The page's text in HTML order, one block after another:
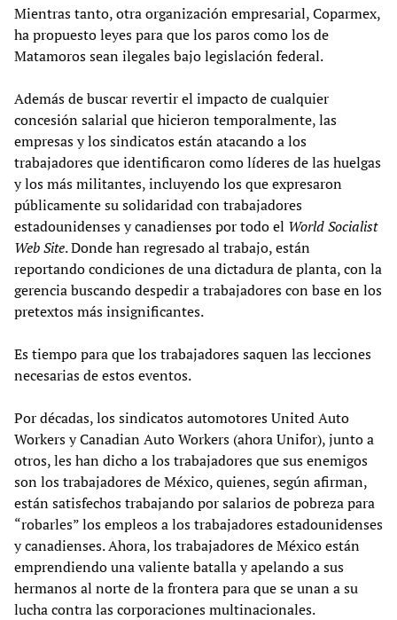
Mientras tanto, otra organización empresarial, Coparmex,
ha propuesto leyes para que los paros como los de
Matamoros sean ilegales bajo legislación federal.
Además de buscar revertir el impacto de cualquier
concesión salarial que hicieron temporalmente, las
empresas y los sindicatos están atacando a los
trabajadores que identificaron como líderes de las huelgas
y los más militantes, incluyendo los que expresaron
públicamente su solidaridad con trabajadores
estadounidenses y canadienses por todo el World Socialist
Web Site. Donde han regresado al trabajo, están
reportando condiciones de una dictadura de planta, con la
gerencia buscando despedir a trabajadores con base en los
pretextos más insignificantes.
Es tiempo para que los trabajadores saquen las lecciones
necesarias de estos eventos.
Por décadas, los sindicatos automotores United Auto
Workers y Canadian Auto Workers (ahora Unifor), junto a
otros, les han dicho a los trabajadores que sus enemigos
son los trabajadores de México, quienes, según afirman,
están satisfechos trabajando por salarios de pobreza para
“robarles” los empleos a los trabajadores estadounidenses
y canadienses. Ahora, los trabajadores de México están
emprendiendo una valiente batalla y apelando a sus
hermanos al norte de la frontera para que se unan a su
lucha contra las corporaciones multinacionales.